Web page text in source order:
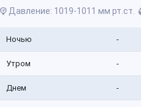
Давление: 1019-1011 мм рт.ст.
Ночью -
Утром -
Днем -